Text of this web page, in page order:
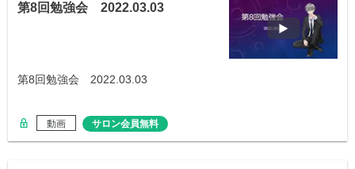
第8回勉強会 2022.03.03
第8回勉強会 2022.03.03
動画 サロン会員無料